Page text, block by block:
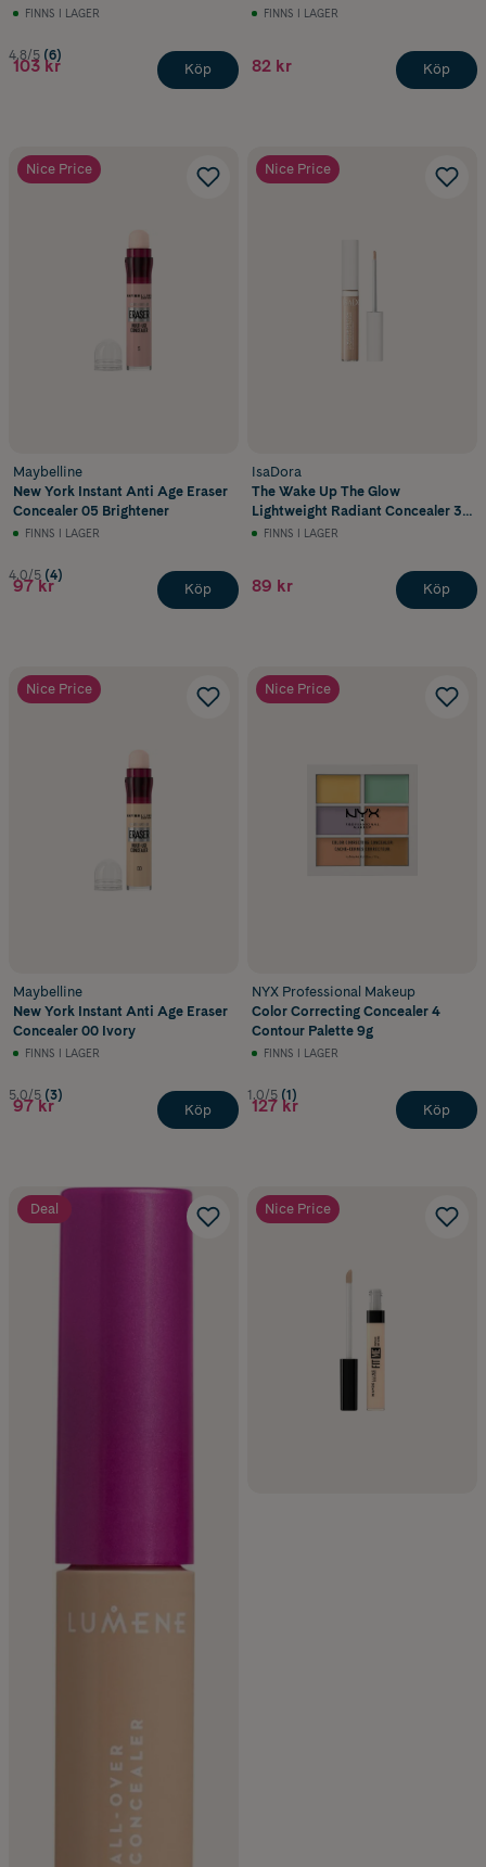
FINNS I LAGER
4.8/5 (6)
103 kr Köp
FINNS I LAGER
82 kr Köp
Nice Price
Maybelline
New York Instant Anti Age Eraser
Concealer 05 Brightener
FINNS I LAGER
4.0/5 (4)
97 kr Köp
Nice Price
IsaDora
The Wake Up The Glow
Lightweight Radiant Concealer 3N
Neutral 10 ml
FINNS I LAGER
89 kr Köp
Nice Price
Maybelline
New York Instant Anti Age Eraser
Concealer 00 Ivory
FINNS I LAGER
5.0/5 (3)
97 kr Köp
Nice Price
NYX Professional Makeup
Color Correcting Concealer 4
Contour Palette 9g
FINNS I LAGER
1.0/5 (1)
127 kr Köp
Deal Nice Price